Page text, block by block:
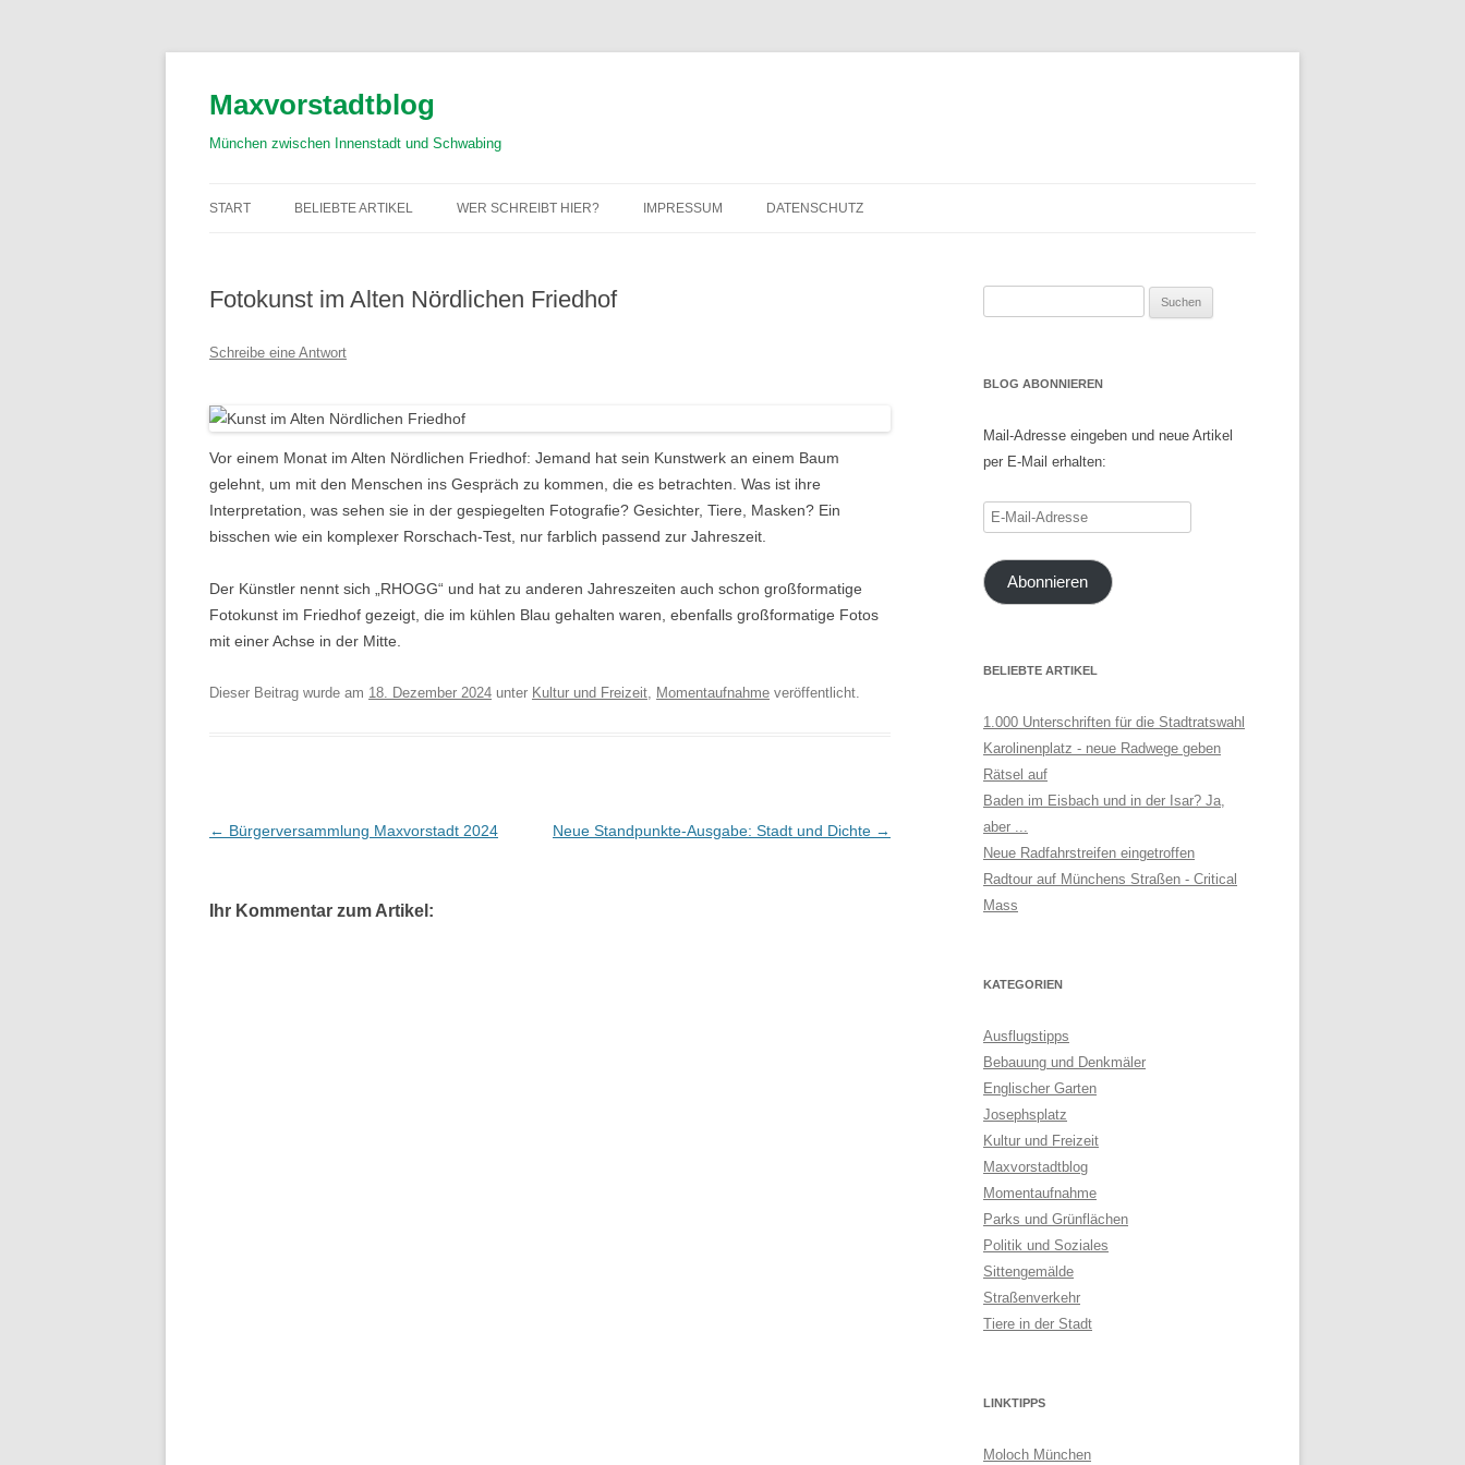
Maxvorstadtblog
München zwischen Innenstadt und Schwabing
START BELIEBTE ARTIKEL WER SCHREIBT HIER? IMPRESSUM DATENSCHUTZ
Fotokunst im Alten Nördlichen Friedhof
Schreibe eine Antwort
Vor einem Monat im Alten Nördlichen Friedhof: Jemand hat sein Kunstwerk an einem Baum
gelehnt, um mit den Menschen ins Gespräch zu kommen, die es betrachten. Was ist ihre
Interpretation, was sehen sie in der gespiegelten Fotografie? Gesichter, Tiere, Masken? Ein
bisschen wie ein komplexer Rorschach-Test, nur farblich passend zur Jahreszeit.
Der Künstler nennt sich „RHOGG“ und hat zu anderen Jahreszeiten auch schon großformatige
Fotokunst im Friedhof gezeigt, die im kühlen Blau gehalten waren, ebenfalls großformatige Fotos
mit einer Achse in der Mitte.
Dieser Beitrag wurde am 18. Dezember 2024 unter Kultur und Freizeit, Momentaufnahme veröffentlicht.
Beitragsnavigation
← Bürgerversammlung Maxvorstadt 2024 Neue Standpunkte-Ausgabe: Stadt und Dichte →
Ihr Kommentar zum Artikel:
BLOG ABONNIEREN
Mail-Adresse eingeben und neue Artikel
per E-Mail erhalten:
E-
Adresse
Abonnieren
BELIEBTE ARTIKEL
1.000 Unterschriften für die Stadtratswahl
Karolinenplatz - neue Radwege geben
Rätsel auf
Baden im Eisbach und in der Isar? Ja,
aber ...
Neue Radfahrstreifen eingetroffen
Radtour auf Münchens Straßen - Critical
Mass
KATEGORIEN
Ausflugstipps
Bebauung und Denkmäler
Englischer Garten
Josephsplatz
Kultur und Freizeit
Maxvorstadtblog
Momentaufnahme
Parks und Grünflächen
Politik und Soziales
Sittengemälde
Straßenverkehr
Tiere in der Stadt
LINKTIPPS
Moloch München